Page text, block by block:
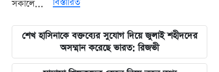
সকালে...
শেখ হাসিনাকে বক্তব্যের সুযোগ দিয়ে জুলাই শহীদদের
অসম্মান করেছে ভারত: রিজভী